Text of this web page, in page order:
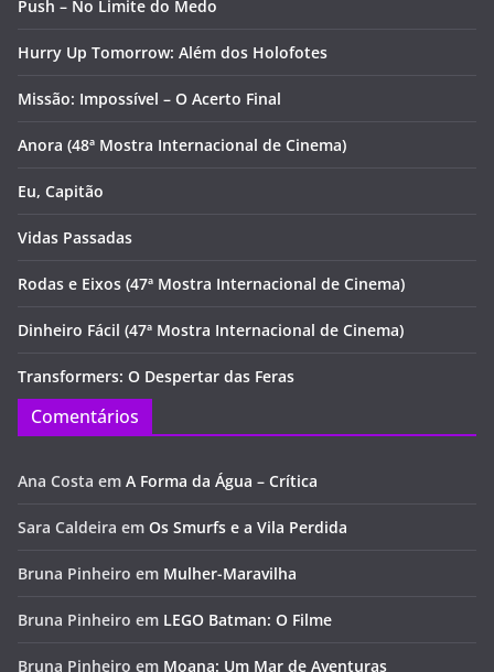
Push – No Limite do Medo
Hurry Up Tomorrow: Além dos Holofotes
Missão: Impossível – O Acerto Final
Anora (48ª Mostra Internacional de Cinema)
Eu, Capitão
Vidas Passadas
Rodas e Eixos (47ª Mostra Internacional de Cinema)
Dinheiro Fácil (47ª Mostra Internacional de Cinema)
Transformers: O Despertar das Feras
Comentários
Ana Costa em A Forma da Água – Crítica
Sara Caldeira em Os Smurfs e a Vila Perdida
Bruna Pinheiro em Mulher-Maravilha
Bruna Pinheiro em LEGO Batman: O Filme
Bruna Pinheiro em Moana: Um Mar de Aventuras